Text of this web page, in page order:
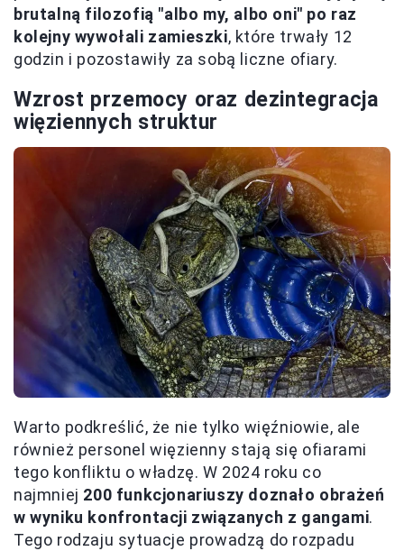
brutalną filozofią "albo my, albo oni" po raz
kolejny wywołali zamieszki, które trwały 12
godzin i pozostawiły za sobą liczne ofiary.
Wzrost przemocy oraz dezintegracja
więziennych struktur
Warto podkreślić, że nie tylko więźniowie, ale
również personel więzienny stają się ofiarami
tego konfliktu o władzę. W 2024 roku co
najmniej 200 funkcjonariuszy doznało obrażeń
w wyniku konfrontacji związanych z gangami.
Tego rodzaju sytuacje prowadzą do rozpadu